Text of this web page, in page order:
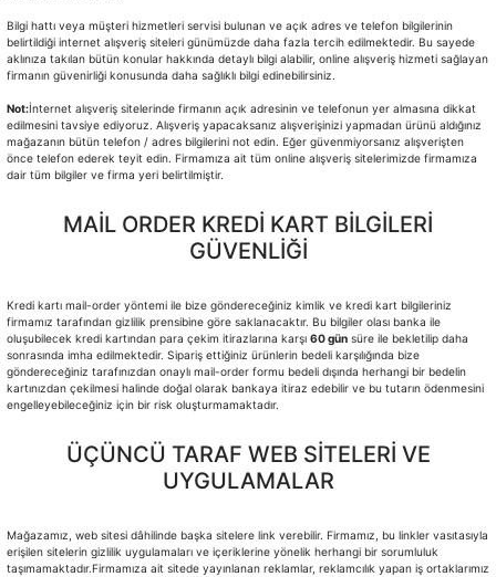
Bilgi hattı veya müşteri hizmetleri servisi bulunan ve açık adres ve telefon bilgilerinin
belirtildiği internet alışveriş siteleri günümüzde daha fazla tercih edilmektedir. Bu sayede
aklınıza takılan bütün konular hakkında detaylı bilgi alabilir, online alışveriş hizmeti sağlayan
firmanın güvenirliği konusunda daha sağlıklı bilgi edinebilirsiniz.
Not:İnternet alışveriş sitelerinde firmanın açık adresinin ve telefonun yer almasına dikkat
edilmesini tavsiye ediyoruz. Alışveriş yapacaksanız alışverişinizi yapmadan ürünü aldığınız
mağazanın bütün telefon / adres bilgilerini not edin. Eğer güvenmiyorsanız alışverişten
önce telefon ederek teyit edin. Firmamıza ait tüm online alışveriş sitelerimizde firmamıza
dair tüm bilgiler ve firma yeri belirtilmiştir.
MAİL ORDER KREDİ KART BİLGİLERİ
GÜVENLİĞİ
Kredi kartı mail-order yöntemi ile bize göndereceğiniz kimlik ve kredi kart bilgileriniz
firmamız tarafından gizlilik prensibine göre saklanacaktır. Bu bilgiler olası banka ile
oluşubilecek kredi kartından para çekim itirazlarına karşı 60 gün süre ile bekletilip daha
sonrasında imha edilmektedir. Sipariş ettiğiniz ürünlerin bedeli karşılığında bize
göndereceğiniz tarafınızdan onaylı mail-order formu bedeli dışında herhangi bir bedelin
kartınızdan çekilmesi halinde doğal olarak bankaya itiraz edebilir ve bu tutarın ödenmesini
engelleyebileceğiniz için bir risk oluşturmamaktadır.
ÜÇÜNCÜ TARAF WEB SİTELERİ VE
UYGULAMALAR
Mağazamız, web sitesi dâhilinde başka sitelere link verebilir. Firmamız, bu linkler vasıtasıyla
erişilen sitelerin gizlilik uygulamaları ve içeriklerine yönelik herhangi bir sorumluluk
taşımamaktadır.Firmamıza ait sitede yayınlanan reklamlar, reklamcılık yapan iş ortaklarımız